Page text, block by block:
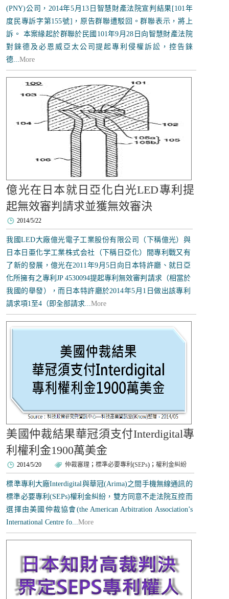
(PNY)公司，2014年5月13日智慧財產法院宣判結果[101年
度民專訴字第155號]，原告群聯遭駁回。群聯表示，將上
訴。 本案緣起於群聯於民國101年9月28日向智慧財產法院
對錸德及必恩威亞太公司提起專利侵權訴訟，控告錸
德...More
億光在日本就日亞化白光LED專利提
起無效審判請求並獲無效審決
2014/5/22
我國LED大廠億光電子工業股份有限公司（下稱億光）與
日本日亜化学工業株式会社（下稱日亞化）間專利戰又有
了新的發展，億光在2011年9月5日向日本特許廳、就日亞
化所擁有之專利JP 4530094提起專利無效審判請求（相當於
我國的舉發），而日本特許廳於2014年5月1日做出該專利
請求項1至4（即全部請求...More
美國仲裁結果華冠須支付Interdigital專
利權利金1900萬美金
2014/5/20 仲裁審理 ；標準必要專利(SEPs)；權利金糾紛
標準專利大廠Interdigital與華冠(Arima)之間手機無線通訊的
標準必要專利(SEPs)權利金糾紛，雙方同意不走法院互控而
選擇由美國仲裁協會(the American Arbitration Association’s
International Centre fo...More